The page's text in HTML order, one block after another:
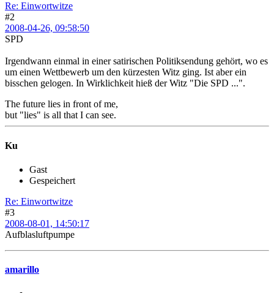
Re: Einwortwitze
#2
2008-04-26, 09:58:50
SPD
Irgendwann einmal in einer satirischen Politiksendung gehört, wo es
um einen Wettbewerb um den kürzesten Witz ging. Ist aber ein
bisschen gelogen. In Wirklichkeit hieß der Witz "Die SPD ...".
The future lies in front of me,
but "lies" is all that I can see.
Ku
Gast
Gespeichert
Re: Einwortwitze
#3
2008-08-01, 14:50:17
Aufblasluftpumpe
amarillo